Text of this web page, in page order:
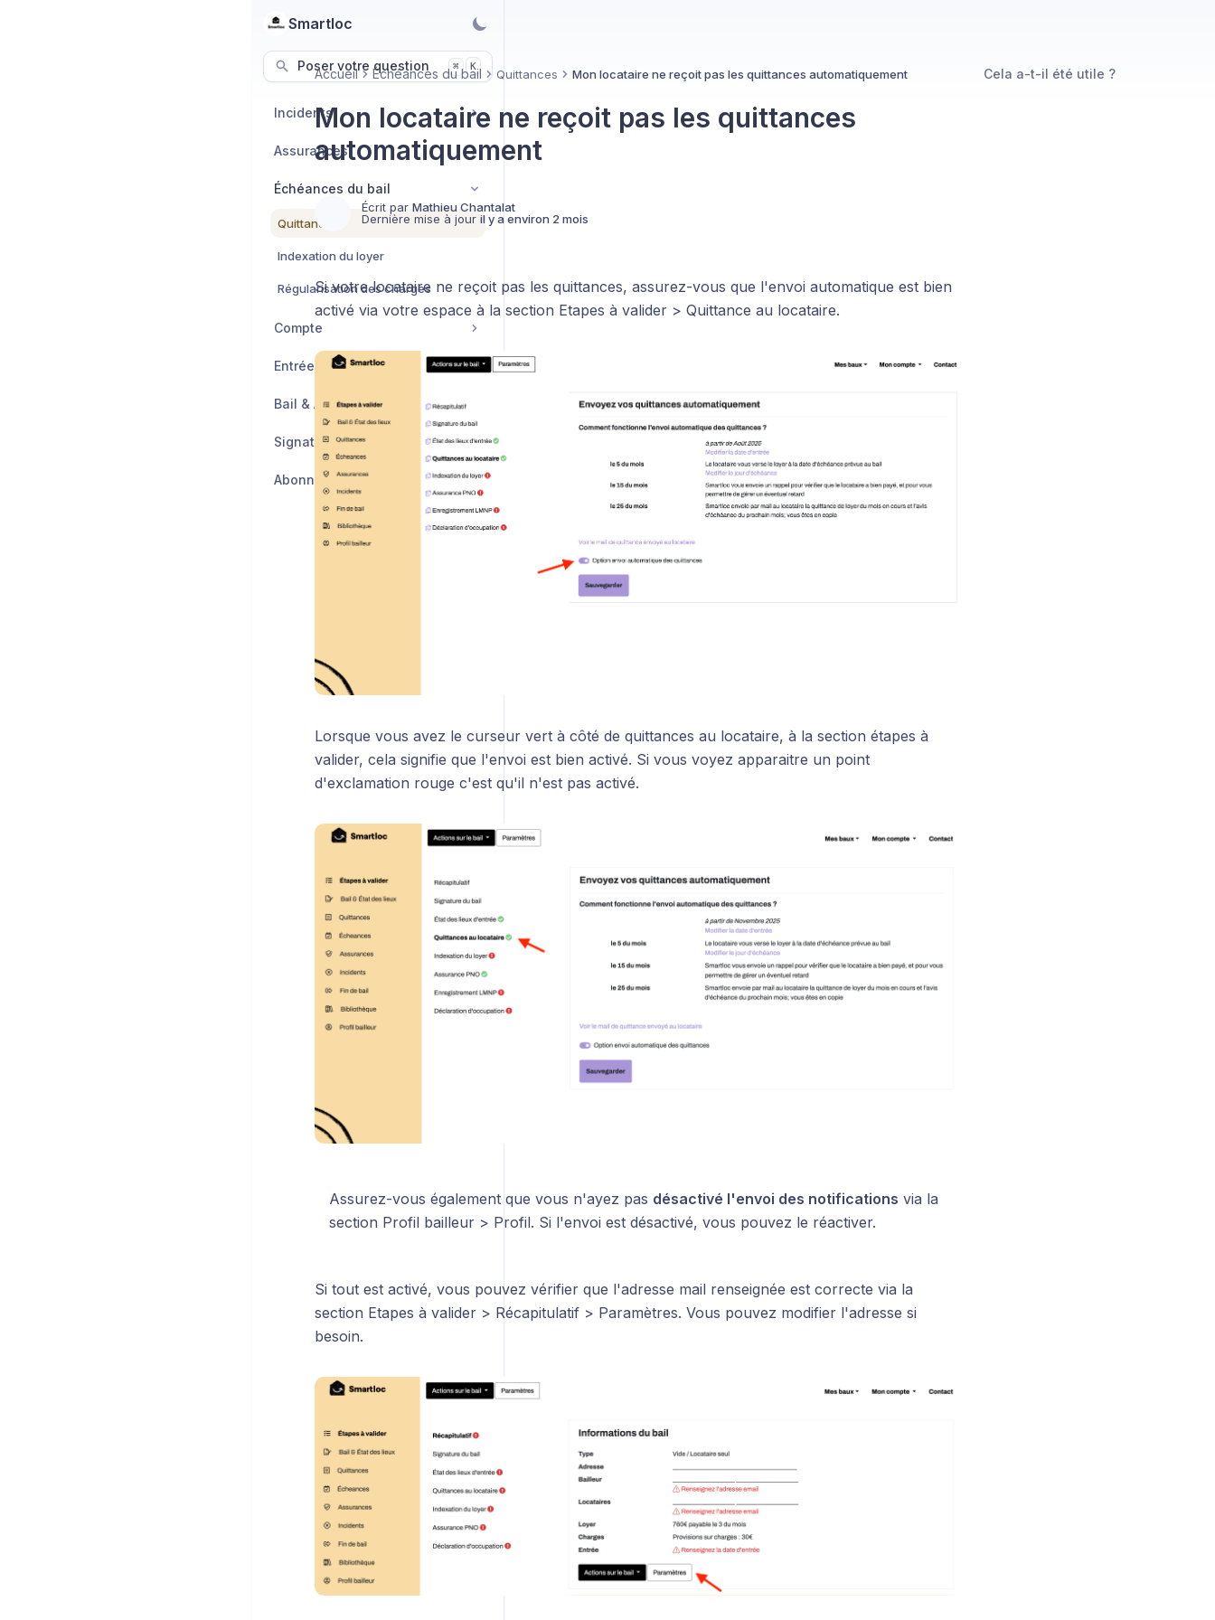
Smartloc
Poser votre question ⌘ K
Incidents
Assurances
Échéances du bail
Quittances
Indexation du loyer
Régularisation des charges
Compte
Entrée / Sortie des locataires
Bail & Annexes
Signature électronique
Abonnement
Accueil Échéances du bail Quittances Mon locataire ne reçoit pas les quittances automatiquement
Mon locataire ne reçoit pas les quittances
automatiquement
Écrit par Mathieu Chantalat
Dernière mise à jour il y a environ 2 mois
Si votre locataire ne reçoit pas les quittances, assurez-vous que l'envoi automatique est bien
activé via votre espace à la section Etapes à valider > Quittance au locataire.
Lorsque vous avez le curseur vert à côté de quittances au locataire, à la section étapes à
valider, cela signifie que l'envoi est bien activé. Si vous voyez apparaitre un point
d'exclamation rouge c'est qu'il n'est pas activé.
Assurez-vous également que vous n'ayez pas désactivé l'envoi des notifications via la
section Profil bailleur > Profil. Si l'envoi est désactivé, vous pouvez le réactiver.
Si tout est activé, vous pouvez vérifier que l'adresse mail renseignée est correcte via la
section Etapes à valider > Récapitulatif > Paramètres. Vous pouvez modifier l'adresse si
besoin.
Cela a-t-il été utile ?